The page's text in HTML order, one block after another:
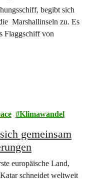
begibt sich
Marshallinseln zu. Es
Flaggschiff von
Klimawandel
gemeinsam
europäische Land,
schneidet weltweit